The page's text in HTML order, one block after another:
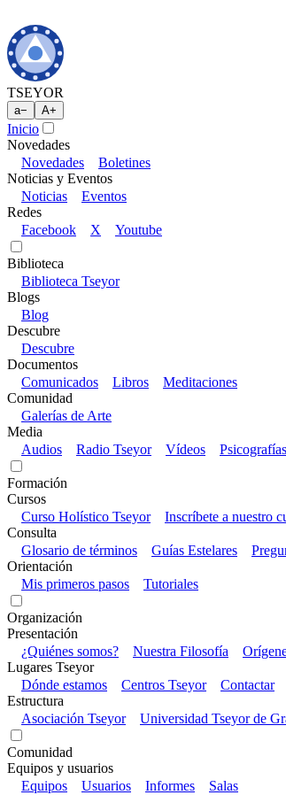
TSEYOR
a− A+
Inicio
Novedades
Novedades
Boletines
Noticias y Eventos
Noticias
Eventos
Redes
Facebook
X Youtube
Biblioteca
Biblioteca Tseyor
Blogs
Blog
Descubre
Descubre
Documentos
Comunicados
Libros
Meditaciones
Comunidad
Galerías de Arte
Media
Audios
Radio Tseyor Vídeos Psicografías
Formación
Cursos
Curso Holístico Tseyor
Inscríbete a nuestro
Consulta
Glosario de términos
Guías Estelares
Orientación
Mis primeros pasos
Tutoriales
Organización
Presentación
¿Quiénes somos?
Nuestra Filosofía
Lugares Tseyor
Dónde estamos
Centros Tseyor
Contactar
Estructura
Asociación Tseyor
Universidad Tseyor de
Comunidad
Equipos y usuarios
Equipos
Usuarios Informes
Salas